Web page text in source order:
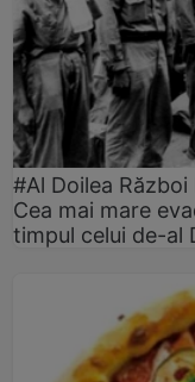
#Al Doilea Război
Cea mai mare
timpul celui de-al